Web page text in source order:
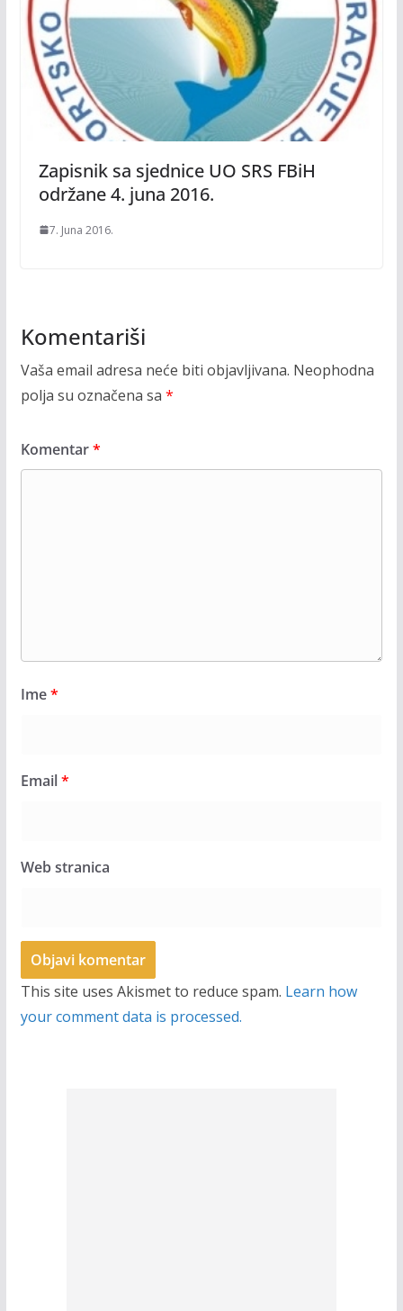
Zapisnik sa sjednice UO SRS FBiH
održane 4. juna 2016.
7. Juna 2016.
Komentariši
Vaša email adresa neće biti objavljivana. Neophodna
polja su označena sa *
Komentar*
Ime*
Email*
Web stranica
This site uses Akismet to reduce spam. Learn how
your comment data is processed.